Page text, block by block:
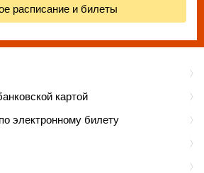
картой
электронному билету
расписание и билеты